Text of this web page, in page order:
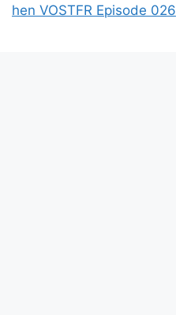
hen VOSTFR Episode 026